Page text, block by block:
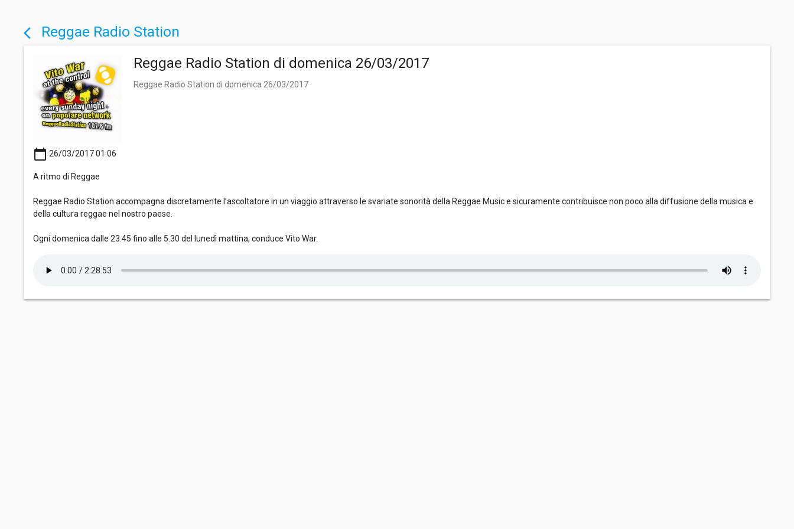
arrow_back_ios Reggae Radio Station
Reggae Radio Station di domenica 26/03/2017
Reggae Radio Station di domenica 26/03/2017
calendar_today 26/03/2017 01:06
A ritmo di Reggae
Reggae Radio Station accompagna discretamente l’ascoltatore in un viaggio attraverso le svariate sonorità della Reggae Music e sicuramente contribuisce non poco alla diffusione della musica e
della cultura reggae nel nostro paese.
Ogni domenica dalle 23.45 fino alle 5.30 del lunedì mattina, conduce Vito War.